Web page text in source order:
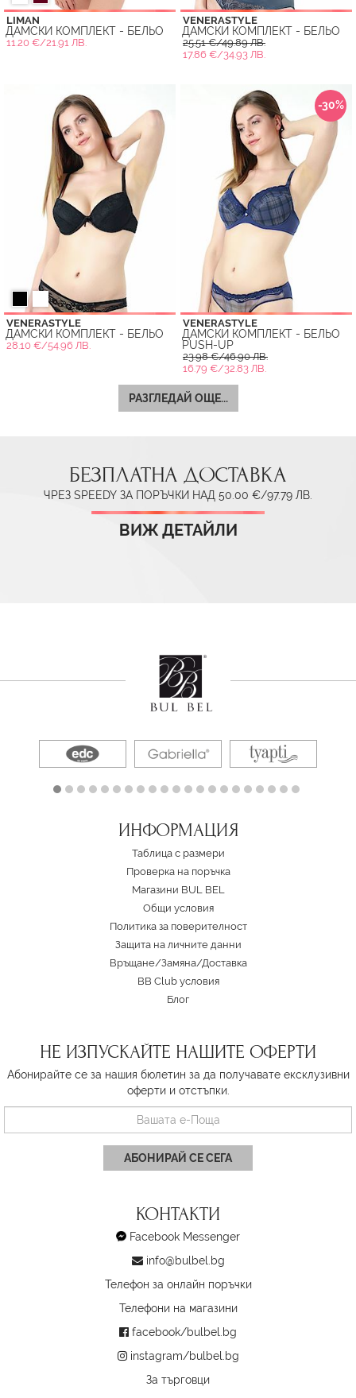
LIMAN
ДАМСКИ КОМПЛЕКТ - БЕЛЬО
11.20 €/21.91 ЛВ.
VENERASTYLE
ДАМСКИ КОМПЛЕКТ - БЕЛЬО
25.51 €/49.89 ЛВ.
17.86 €/34.93 ЛВ.
VENERASTYLE
ДАМСКИ КОМПЛЕКТ - БЕЛЬО
28.10 €/54.96 ЛВ.
-30%
VENERASTYLE
ДАМСКИ КОМПЛЕКТ - БЕЛЬО
PUSH-UP
23.98 €/46.90 ЛВ.
16.79 €/32.83 ЛВ.
РАЗГЛЕДАЙ ОЩЕ...
БЕЗПЛАТНА ДОСТАВКА
ЧРЕЗ SPEEDY ЗА ПОРЪЧКИ НАД 50.00 €/97.79 ЛВ.
ВИЖ ДЕТАЙЛИ
ИНФОРМАЦИЯ
Таблица с размери
Проверка на поръчка
Магазини BUL BEL
Oбщи условия
Политика за поверителност
Защита на личните данни
Връщане/Замяна/Доставка
BB Club условия
Блог
НЕ ИЗПУСКАЙТЕ НАШИТЕ ОФЕРТИ
Абонирайте се за нашия бюлетин за да получавате ексклузивни
оферти и отстъпки.
АБОНИРАЙ СЕ СЕГА
КОНТАКТИ
Facebook Messenger
info@bulbel.bg
Телефон за онлайн поръчки
Телефони на магазини
facebook/bulbel.bg
instagram/bulbel.bg
За търговци